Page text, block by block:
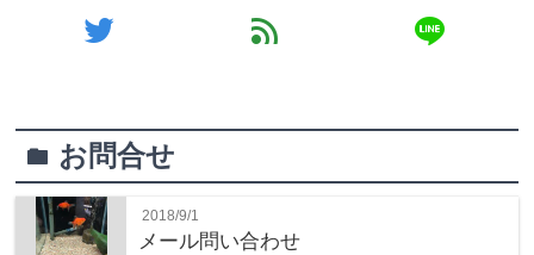
twitter feed line
folder お問合せ
2018/9/1
メール問い合わせ